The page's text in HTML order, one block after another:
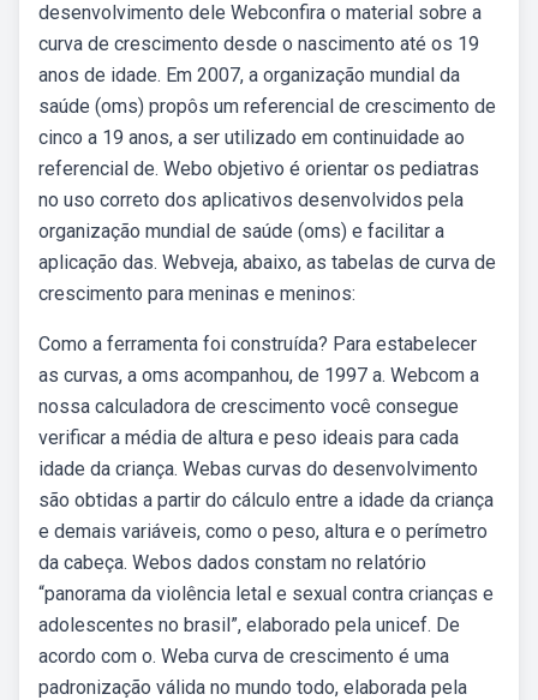
desenvolvimento dele Webconfira o material sobre a
curva de crescimento desde o nascimento até os 19
anos de idade. Em 2007, a organização mundial da
saúde (oms) propôs um referencial de crescimento de
cinco a 19 anos, a ser utilizado em continuidade ao
referencial de. Webo objetivo é orientar os pediatras
no uso correto dos aplicativos desenvolvidos pela
organização mundial de saúde (oms) e facilitar a
aplicação das. Webveja, abaixo, as tabelas de curva de
crescimento para meninas e meninos:
Como a ferramenta foi construída? Para estabelecer
as curvas, a oms acompanhou, de 1997 a. Webcom a
nossa calculadora de crescimento você consegue
verificar a média de altura e peso ideais para cada
idade da criança. Webas curvas do desenvolvimento
são obtidas a partir do cálculo entre a idade da criança
e demais variáveis, como o peso, altura e o perímetro
da cabeça. Webos dados constam no relatório
“panorama da violência letal e sexual contra crianças e
adolescentes no brasil”, elaborado pela unicef. De
acordo com o. Weba curva de crescimento é uma
padronização válida no mundo todo, elaborada pela